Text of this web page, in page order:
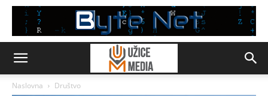
Naslovna Društvo